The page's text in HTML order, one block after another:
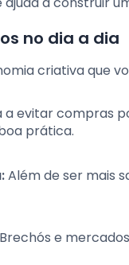
no dia a dia
criativa que
a evitar compras
prática.
Além de ser mais
Brechós e